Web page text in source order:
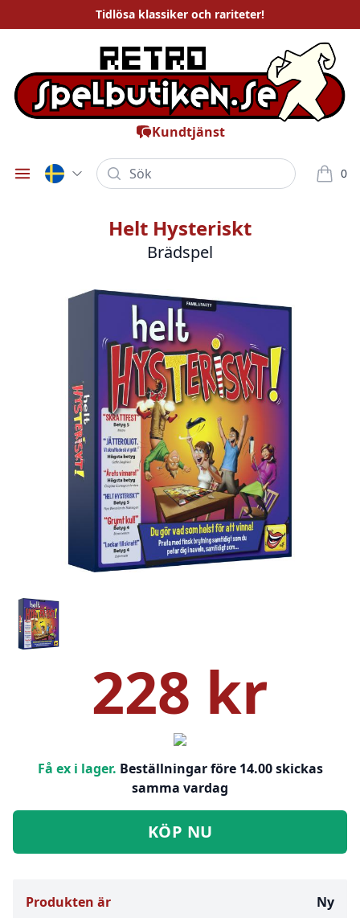
Tidlösa klassiker och rariteter!
Kundtjänst
Öppna meny
Sök 0
varor i
Helt Hysteriskt
Brädspel
228 kr
Få ex i lager. Beställningar före 14.00 skickas
samma vardag
KÖP NU
Produkten är Ny